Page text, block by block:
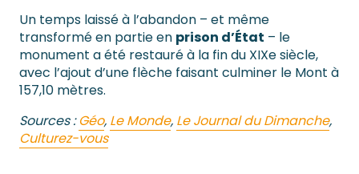
Un temps laissé à l’abandon – et même
transformé en partie en prison d’État – le
monument a été restauré à la fin du XIXe siècle,
avec l’ajout d’une flèche faisant culminer le Mont à
157,10 mètres.
Sources :Géo, Le Monde, Le Journal du Dimanche,
Culturez-vous